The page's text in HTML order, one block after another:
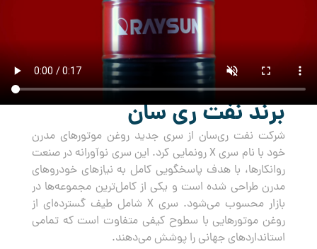
برند نفت ری سان
شرکت نفت ری‌سان از سری جدید روغن‌ موتورهای مدرن
خود با نام سری X رونمایی کرد. این سری نوآورانه در صنعت
روانکارها، با هدف پاسخگویی کامل به نیازهای خودروهای
مدرن طراحی شده است و یکی از کامل‌ترین مجموعه‌ها در
بازار محسوب می‌شود. سری X شامل طیف گسترده‌ای از
روغن‌ موتورهایی با سطوح کیفی متفاوت است که تمامی
استانداردهای جهانی را پوشش می‌دهند.